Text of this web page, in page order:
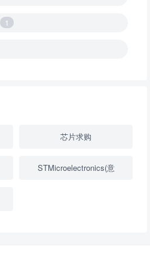
1
芯片求购
STMicroelectronics(意